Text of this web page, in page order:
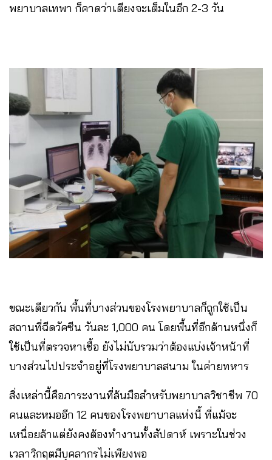
พยาบาลเทพา ก็คาดว่าเตียงจะเต็มในอีก 2-3 วัน
ขณะเดียวกัน พื้นที่บางส่วนของโรงพยาบาลก็ถูกใช้เป็น
สถานที่ฉีดวัคซีน วันละ 1,000 คน โดยพื้นที่อีกด้านหนึ่งก็
ใช้เป็นที่ตรวจหาเชื้อ ยังไม่นับรวมว่าต้องแบ่งเจ้าหน้าที่
บางส่วนไปประจำอยู่ที่โรงพยาบาลสนาม ในค่ายทหาร
สิ่งเหล่านี้คือภาระงานที่ล้นมือสำหรับพยาบาลวิชาชีพ 70
คนและหมออีก 12 คนของโรงพยาบาลแห่งนี้ ที่แม้จะ
เหนื่อยล้าแต่ยังคงต้องทำงานทั้งสัปดาห์ เพราะในช่วง
เวลาวิกฤตมีบุคลากรไม่เพียงพอ